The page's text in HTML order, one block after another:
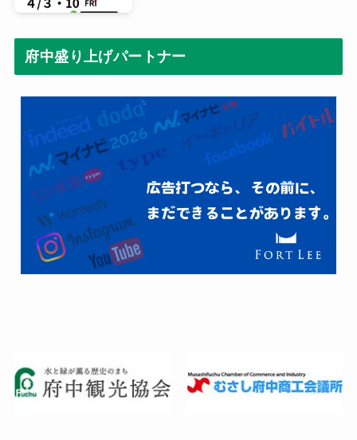
府中盛り上げパートナー